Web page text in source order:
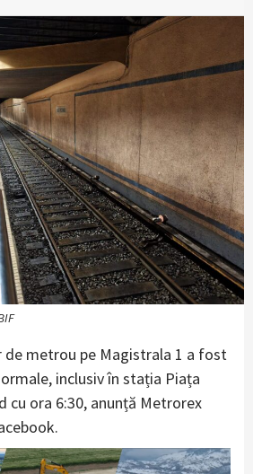
de metrou pe Magistrala 1 a fost
inclusiv în stația Piața
cu ora 6:30, anunță Metrorex